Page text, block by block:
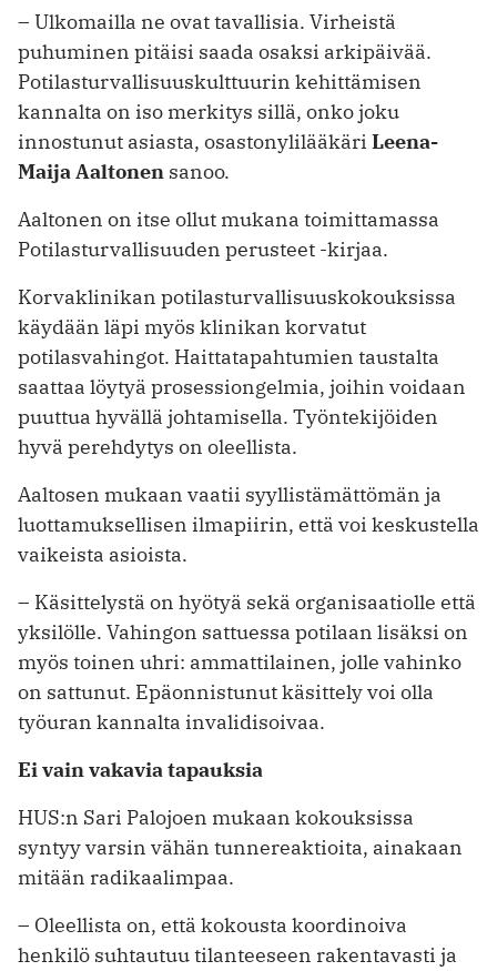
– Ulkomailla ne ovat tavallisia. Virheistä
puhuminen pitäisi saada osaksi arkipäivää.
Potilasturvallisuuskulttuurin kehittämisen
kannalta on iso merkitys sillä, onko joku
innostunut asiasta, osastonylilääkäri Leena-
Maija Aaltonen sanoo.
Aaltonen on itse ollut mukana toimittamassa
Potilasturvallisuuden perusteet -kirjaa.
Korvaklinikan potilasturvallisuuskokouksissa
käydään läpi myös klinikan korvatut
potilasvahingot. Haittatapahtumien taustalta
saattaa löytyä prosessiongelmia, joihin voidaan
puuttua hyvällä johtamisella. Työntekijöiden
hyvä perehdytys on oleellista.
Aaltosen mukaan vaatii syyllistämättömän ja
luottamuksellisen ilmapiirin, että voi keskustella
vaikeista asioista.
– Käsittelystä on hyötyä sekä organisaatiolle että
yksilölle. Vahingon sattuessa potilaan lisäksi on
myös toinen uhri: ammattilainen, jolle vahinko
on sattunut. Epäonnistunut käsittely voi olla
työuran kannalta invalidisoivaa.
Ei vain vakavia tapauksia
HUS:n Sari Palojoen mukaan kokouksissa
syntyy varsin vähän tunnereaktioita, ainakaan
mitään radikaalimpaa.
– Oleellista on, että kokousta koordinoiva
henkilö suhtautuu tilanteeseen rakentavasti ja